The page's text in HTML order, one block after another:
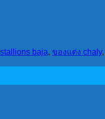
baja, ของแต่ง chaly,